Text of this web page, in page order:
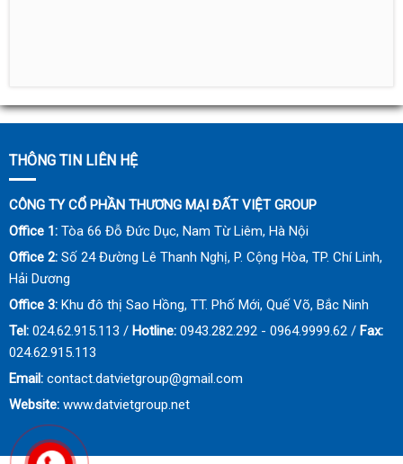
THÔNG TIN LIÊN HỆ
CÔNG TY CỔ PHẦN THƯƠNG MẠI ĐẤT VIỆT GROUP
Office 1: Tòa 66 Đỗ Đức Dục, Nam Từ Liêm, Hà Nội
Office 2: Số 24 Đường Lê Thanh Nghị, P. Cộng Hòa, TP. Chí Linh,
Hải Dương
Office 3: Khu đô thị Sao Hồng, TT. Phố Mới, Quế Võ, Bắc Ninh
Tel: 024.62.915.113 / Hotline: 0943.282.292 - 0964.9999.62 / Fax:
024.62.915.113
Email: contact.datvietgroup@gmail.com
Website: www.datvietgroup.net